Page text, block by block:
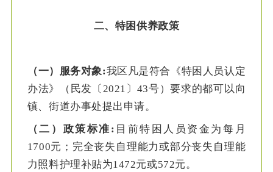
二、 特困供养政策
（一）服务对象:我区凡是符合《特困人员认定
办法》（民发〔2021〕43号）要求的都可以向
镇、街道办事处提出申请。
（二）政策标准: 目前特困人员资金为每月
1700元；完全丧失自理能力或部分丧失自理能
力照料护理补贴为1472元或572元。